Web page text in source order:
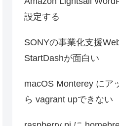
設定する
SONYの事業化支援
StartDashが面白い
macOS Monterey にア
ら vagrant upできない